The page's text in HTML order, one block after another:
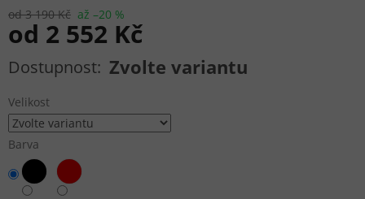
od 3 190 Kč až –20 %
od 2 552 Kč
Měrná cena: Zvolte variantu
Velikost
Barva